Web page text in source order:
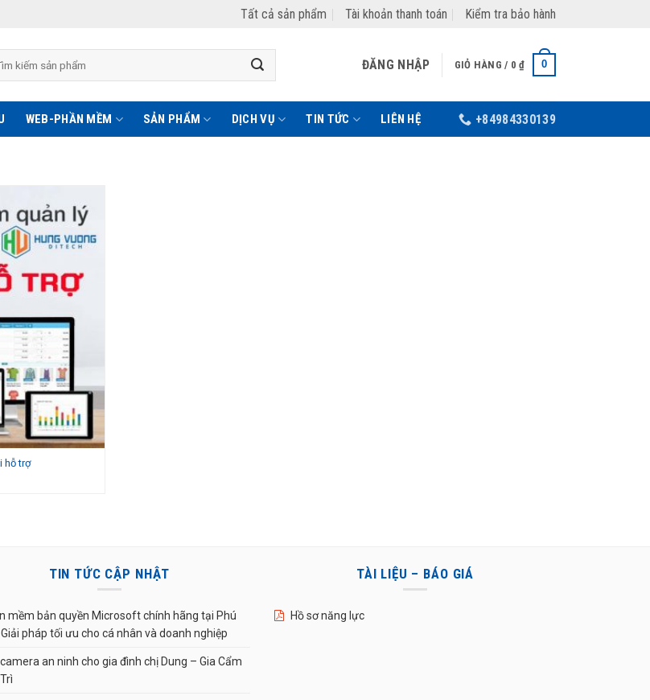
Tất cả sản phẩm Tài khoản thanh toán Kiểm tra bảo hành
ĐĂNG NHẬP GIỎ HÀNG / 0₫ 0
WEB-PHẦN MỀM SẢN PHẨM DỊCH VỤ TIN TỨC LIÊN HỆ +84984330139
hỗ trợ
TIN TỨC CẬP NHẬT
mềm bản quyền Microsoft chính hãng tại Phú
pháp tối ưu cho cá nhân và doanh nghiệp
an ninh cho gia đình chị Dung – Gia Cẩm
TÀI LIỆU – BÁO GIÁ
Hồ sơ năng lực